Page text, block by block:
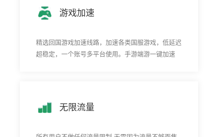
游戏加速
精选回国游戏加速线路，加速各类国服游戏，低延迟
超稳定，一个账号多平台使用。手游端游一键加速
无限流量